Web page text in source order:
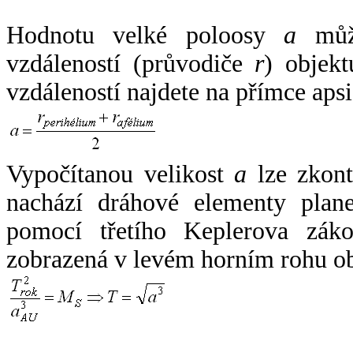
Hodnotu velké poloosy a
vzdáleností (průvodiče r)
vzdáleností najdete na přímce
Vypočítanou velikost a lze
nachází dráhové elementy
pomocí třetího Keplerova
zobrazená v levém horním rohu